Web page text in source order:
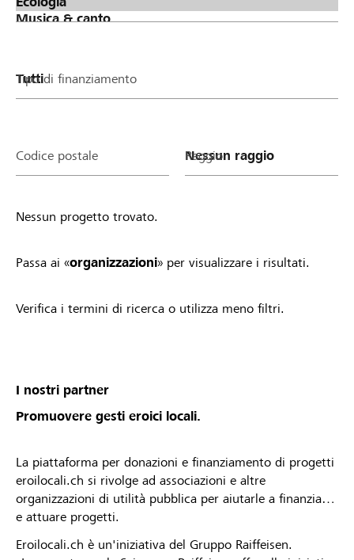
Tipo di finanziamento
Codice postale Raggio
Nessun progetto trovato.
Passa ai «organizzazioni» per visualizzare i risultati.
Verifica i termini di ricerca o utilizza meno filtri.
I nostri partner
Promuovere gesti eroici locali.
La piattaforma per donazioni e finanziamento di progetti
eroilocali.ch si rivolge ad associazioni e altre
organizzazioni di utilità pubblica per aiutarle a finanziare
e attuare progetti.
Eroilocali.ch è un'iniziativa del Gruppo Raiffeisen.